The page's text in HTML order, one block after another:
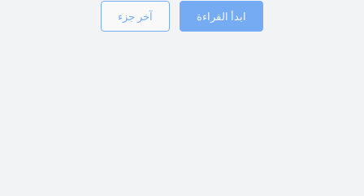
ابدأ القراءة آخر جزء